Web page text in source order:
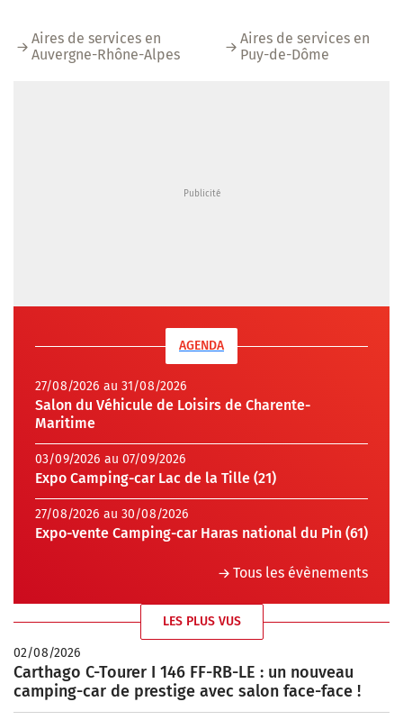
Aires de services en
Auvergne-Rhône-Alpes
Aires de services en
Puy-de-Dôme
AGENDA
27/08/2026 au 31/08/2026
Salon du Véhicule de Loisirs de Charente-
Maritime
03/09/2026 au 07/09/2026
Expo Camping-car Lac de la Tille (21)
27/08/2026 au 30/08/2026
Expo-vente Camping-car Haras national du Pin (61)
Tous les évènements
LES PLUS VUS
02/08/2026
Carthago C-Tourer I 146 FF-RB-LE : un nouveau
camping-car de prestige avec salon face-face !